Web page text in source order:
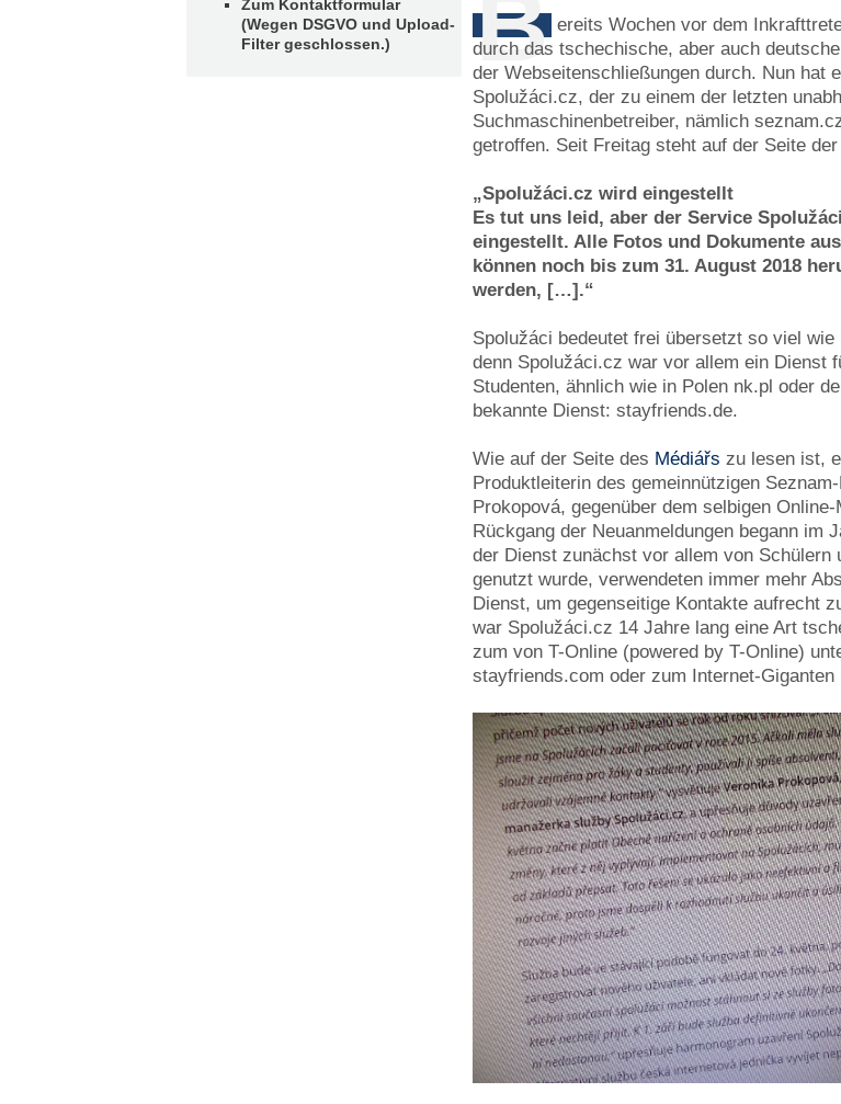
Zum Kontaktformular
(Wegen DSGVO und Upload-
Filter geschlossen.)
B ereits Wochen vor dem
durch das tschechische, aber auch
der Webseitenschließungen durch. Nun hat
Spolužáci.cz, der zu einem der letzten
Suchmaschinenbetreiber, nämlich
getroffen. Seit Freitag steht auf der Seite
„Spolužáci.cz wird eingestellt
Es tut uns leid, aber der Service
eingestellt. Alle Fotos und Dokumente
können noch bis zum 31. August 2018
werden, […].“
Spolužáci bedeutet frei übersetzt so viel wie
denn Spolužáci.cz war vor allem ein Dienst
Studenten, ähnlich wie in Polen nk.pl oder
bekannte Dienst: stayfriends.de.
Wie auf der Seite des Médiářs zu lesen ist,
Produktleiterin des gemeinnützigen
Prokopová, gegenüber dem selbigen Online-
Rückgang der Neuanmeldungen begann im
der Dienst zunächst vor allem von Schülern
genutzt wurde, verwendeten immer mehr
Dienst, um gegenseitige Kontakte aufrecht
war Spolužáci.cz 14 Jahre lang eine Art
zum von T-Online (powered by T-Online)
stayfriends.com oder zum Internet-Giganten